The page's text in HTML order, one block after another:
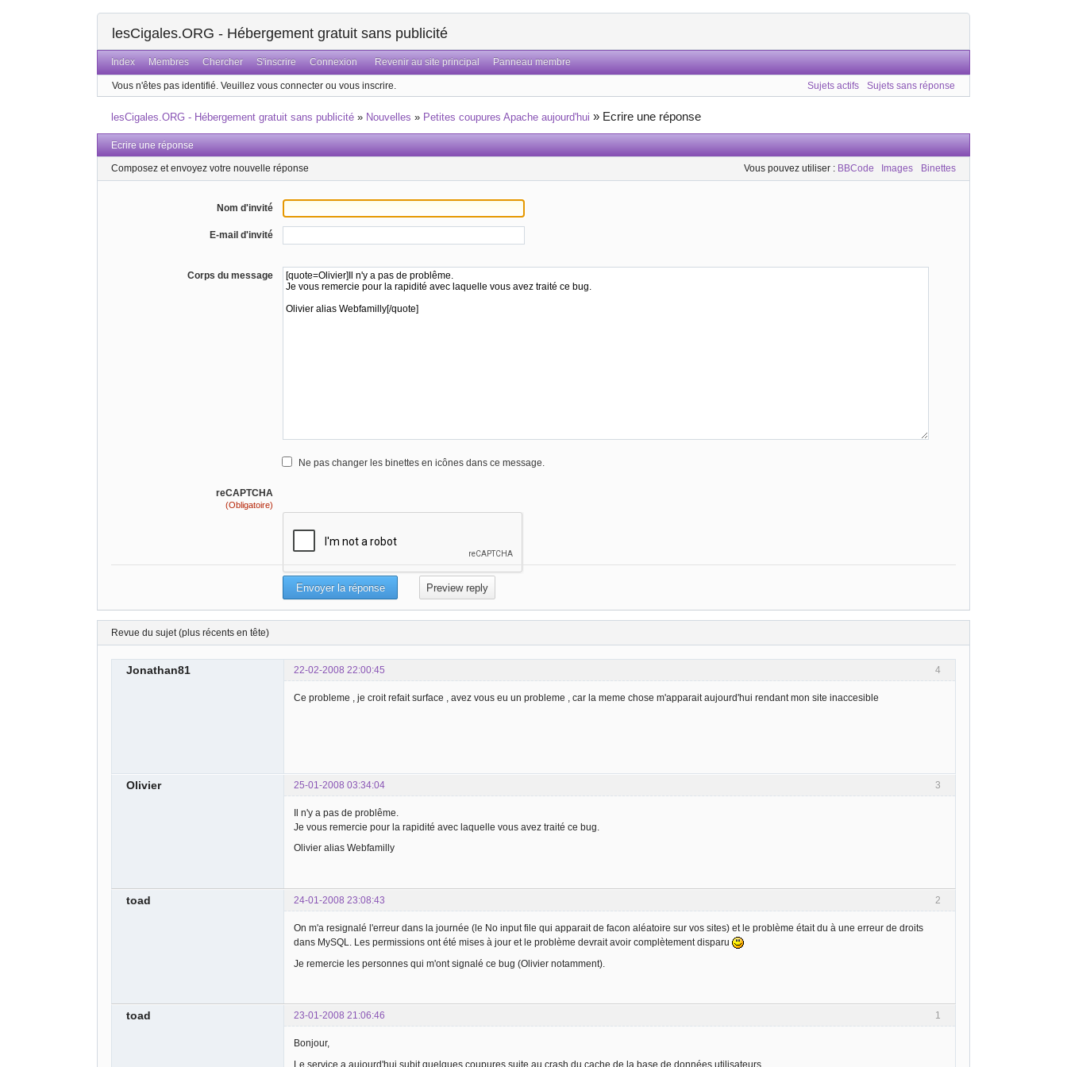
lesCigales.ORG - Hébergement gratuit sans publicité
Index Membres Chercher S'inscrire Connexion Revenir au site principal Panneau membre
Vous n'êtes pas identifié. Veuillez vous connecter ou vous inscrire. Sujets actifs Sujets sans réponse
lesCigales.ORG - Hébergement gratuit sans publicité » Nouvelles » Petites coupures Apache aujourd'hui » Ecrire une réponse
Ecrire une réponse
Composez et envoyez votre nouvelle réponse Vous pouvez utiliser : BBCode Images Binettes
Nom d'invité
E-mail d'invité
Corps du message
Ne pas changer les binettes en icônes dans ce message.
reCAPTCHA
(Obligatoire)
Revue du sujet (plus récents en tête)
4
Jonathan81 22-02-2008 22:00:45
Ce probleme , je croit refait surface , avez vous eu un probleme , car la meme chose m'apparait aujourd'hui rendant mon site inaccesible
3
Olivier 25-01-2008 03:34:04
Il n'y a pas de problême.
Je vous remercie pour la rapidité avec laquelle vous avez traité ce bug.
Olivier alias Webfamilly
2
toad 24-01-2008 23:08:43
On m'a resignalé l'erreur dans la journée (le No input file qui apparait de facon aléatoire sur vos sites) et le problème était du à une erreur de droits
dans MySQL. Les permissions ont été mises à jour et le problème devrait avoir complètement disparu
Je remercie les personnes qui m'ont signalé ce bug (Olivier notamment).
1
toad 23-01-2008 21:06:46
Bonjour,
Le service a aujourd'hui subit quelques coupures suite au crash du cache de la base de données utilisateurs.